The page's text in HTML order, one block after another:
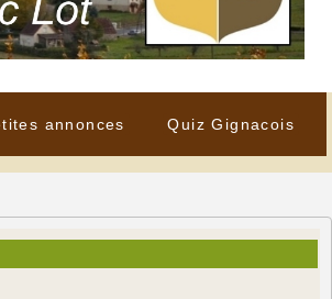
annonces Quiz Gignacois